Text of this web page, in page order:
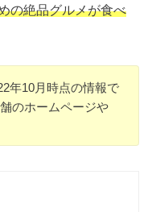
の絶品グルメが食べ
年10月時点の情報で
のホームページや